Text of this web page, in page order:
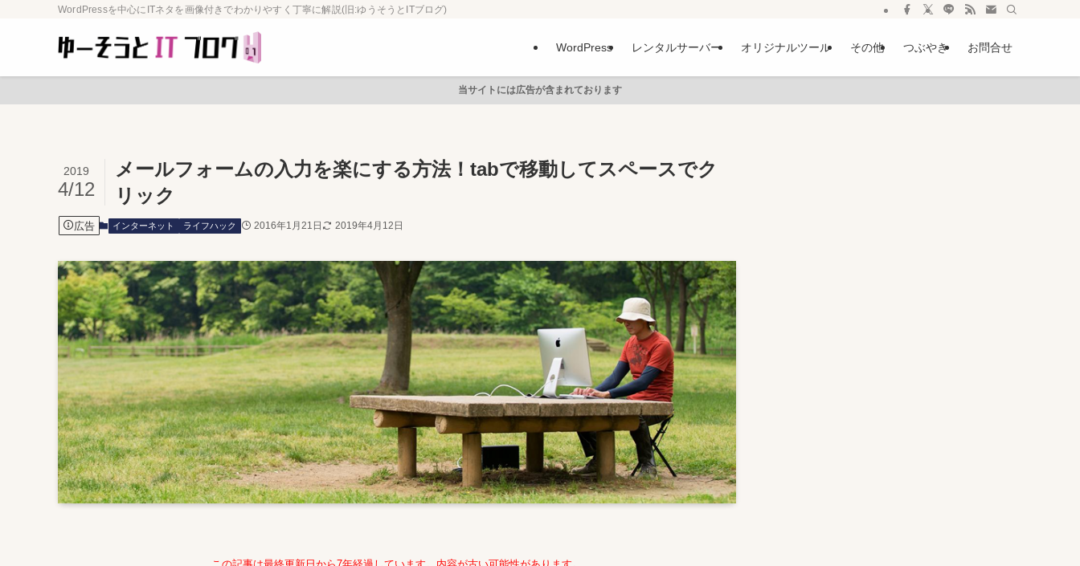
WordPressを中心にITネタを画像付きでわかりやすく丁寧に解説(旧:ゆうそうとITブログ)
WordPress レンタルサーバー オリジナルツール その他 つぶやき お問合せ
当サイトには広告が含まれております
メールフォームの入力を楽にする方法！tabで移動してスペースでク
リック
2019
4/12
広告 インターネット ライフハック 2016年1月21日 2019年4月12日